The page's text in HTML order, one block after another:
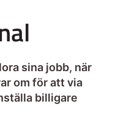
sina jobb, när
om för att via
billigare